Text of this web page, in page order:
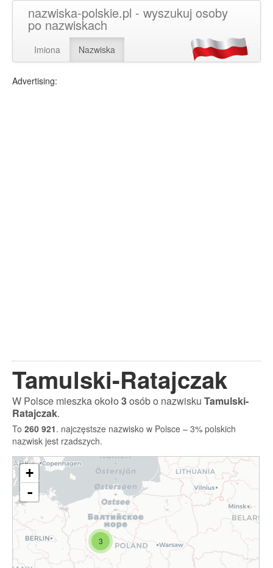
nazwiska-polskie.pl - wyszukuj osoby
po nazwiskach
Imiona Nazwiska
Advertising:
Tamulski-Ratajczak
W Polsce mieszka około3osób o nazwisku Tamulski-
Ratajczak.
To 260 921. najczęstsze nazwisko w Polsce – 3% polskich
nazwisk jest rzadszych.
3
+
-